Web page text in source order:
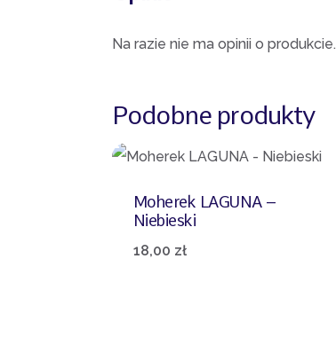
Na razie nie ma opinii o produkcie.
Podobne produkty
Moherek LAGUNA –
Niebieski
18,00 zł